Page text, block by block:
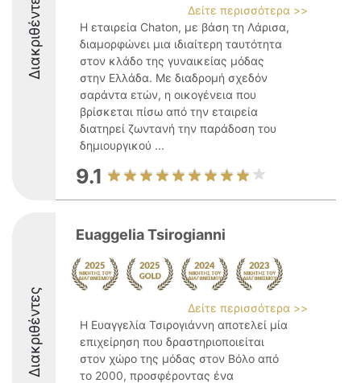
Διακριθέντες
Δείτε περισσότερα >>
Η εταιρεία Chaton, με βάση τη Λάρισα,
διαμορφώνει μια ιδιαίτερη ταυτότητα
στον κλάδο της γυναικείας μόδας
στην Ελλάδα. Με διαδρομή σχεδόν
σαράντα ετών, η οικογένεια που
βρίσκεται πίσω από την εταιρεία
διατηρεί ζωντανή την παράδοση του
δημιουργικού ...
9.1
Διακριθέντες
Euaggelia Tsirogianni
Δείτε περισσότερα >>
Η Ευαγγελία Τσιρογιάννη αποτελεί μία
επιχείρηση που δραστηριοποιείται
στον χώρο της μόδας στον Βόλο από
το 2000, προσφέροντας ένα